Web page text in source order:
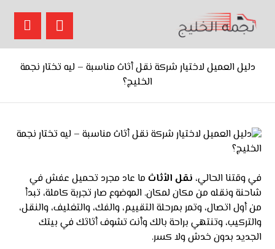
دليل العميل لاختيار شركة نقل أثاث مناسبة – ليه تختار نجمة
الخليج؟
في وقتنا الحالي، نقل الأثاث ما عاد مجرد تحميل عفش في
شاحنة ونقله من مكان لمكان. الموضوع صار تجربة كاملة، تبدأ
من أول اتصال، وتمر بمرحلة التقييم، والفك، والتغليف، والنقل،
والتركيب، وتنتهي براحة بالك وأنت تشوف أثاثك في بيتك
الجديد بدون خدش ولا كسر.